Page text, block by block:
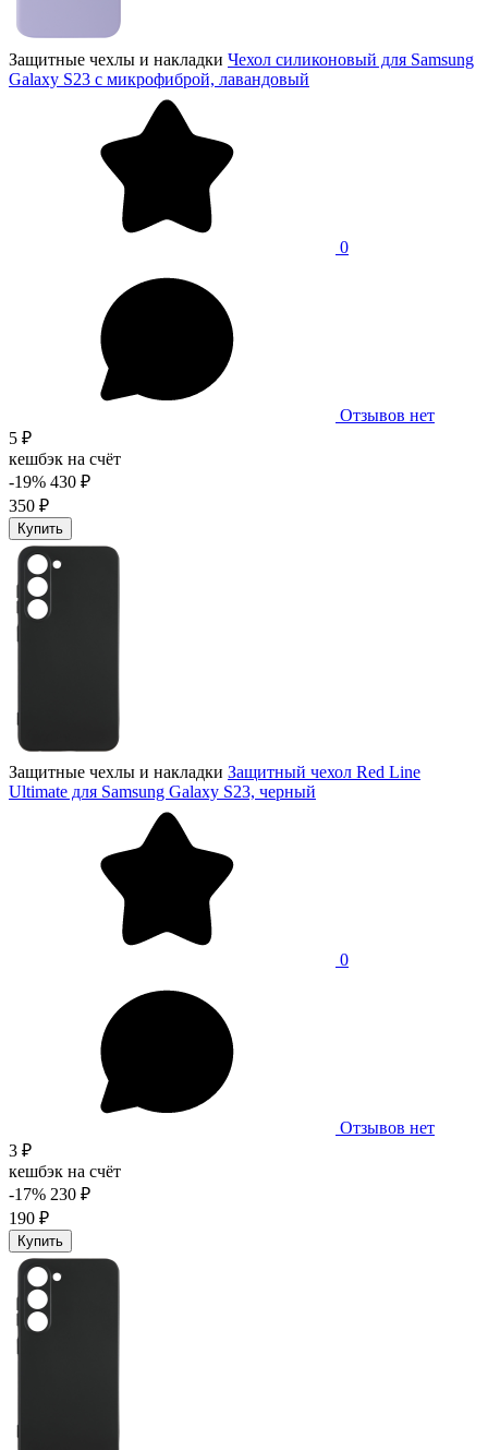
Защитные чехлы и накладки Чехол силиконовый для Samsung
Galaxy S23 с микрофиброй, лавандовый
0
Отзывов нет
5 ₽
кешбэк на счёт
-19% 430 ₽
350 ₽
Купить
Защитные чехлы и накладки Защитный чехол Red Line
Ultimate для Samsung Galaxy S23, черный
0
Отзывов нет
3 ₽
кешбэк на счёт
-17% 230 ₽
190 ₽
Купить